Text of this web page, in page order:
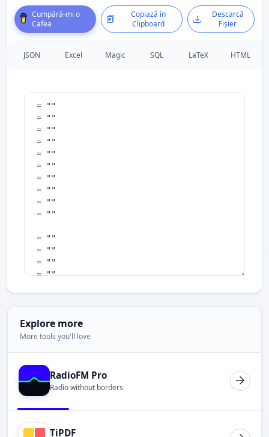
Cumpără-mi o
Cafea
Copiază în
Clipboard
Descarcă
Fișier
JSON Excel Magic SQL LaTeX HTML
Explore more
More tools you'll love
RadioFM Pro
Radio without borders
TiPDF